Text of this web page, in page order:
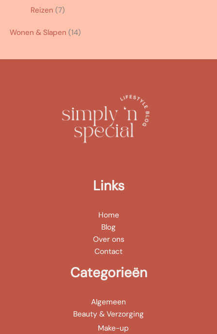
Reizen (7)
Wonen & Slapen (14)
Links
Home
Blog
Over ons
Contact
Categorieën
Algemeen
Beauty & Verzorging
Make-up